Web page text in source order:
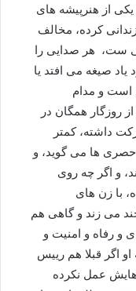
از هنرپیشه های
کرده، مخالف
ست، هر صدایی را
صیغه می افتد یا
است و مدام
روزگار همگان در
داشته، کمتر
حصری ها می گوید، و
و اگر چه روی
با زن های
می زند و گاهی هم
و رفاه و امنیت و
اگر قبلا هم رییس
عمل نکرده